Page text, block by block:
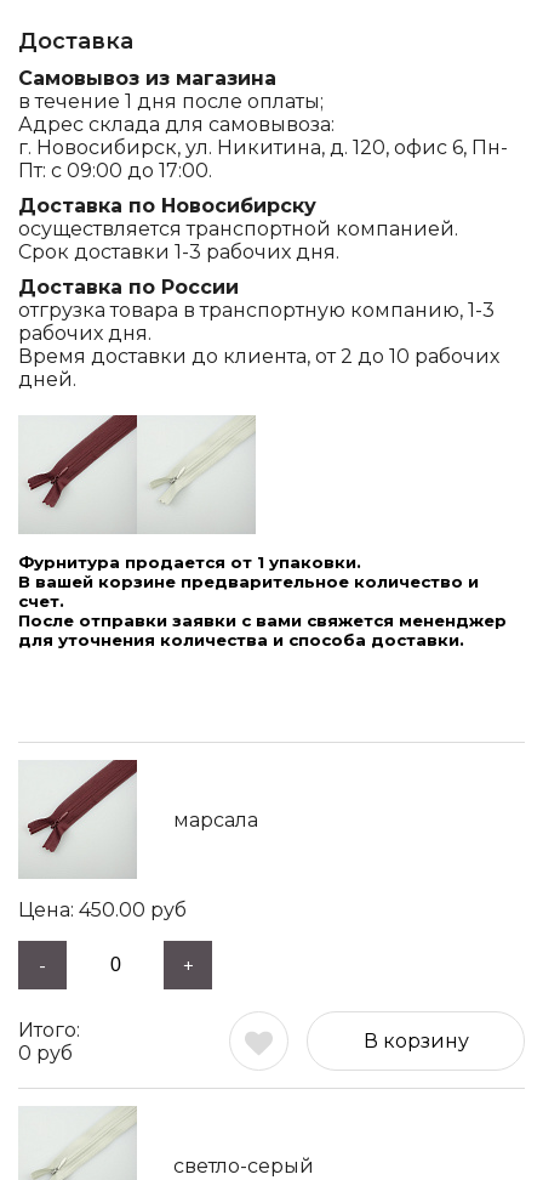
Доставка
Самовывоз из магазина
в течение 1 дня после оплаты;
Адрес склада для самовывоза:
г. Новосибирск, ул. Никитина, д. 120, офис 6, Пн-
Пт: с 09:00 до 17:00.
Доставка по Новосибирску
осуществляется транспортной компанией.
Срок доставки 1-3 рабочих дня.
Доставка по России
отгрузка товара в транспортную компанию, 1-3
рабочих дня.
Время доставки до клиента, от 2 до 10 рабочих
дней.
Фурнитура продается от 1 упаковки.
В вашей корзине предварительное количество и
счет.
После отправки заявки с вами свяжется мененджер
для уточнения количества и способа доставки.
марсала
450.00 руб
- +
0 руб
В корзину
светло-серый